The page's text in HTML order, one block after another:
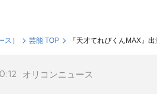
） 芸能 TOP 『天才てれびくんMAX』
オリコンニュース